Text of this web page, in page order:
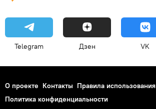
Telegram Дзен VK
О проекте Контакты Правила использования
Политика конфиденциальности